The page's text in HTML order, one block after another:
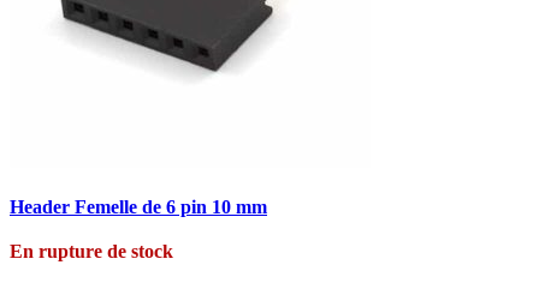
Aperçu rapide
Ajouter à la liste de souhaits
Header Femelle de 6 pin 10 mm
En rupture de stock